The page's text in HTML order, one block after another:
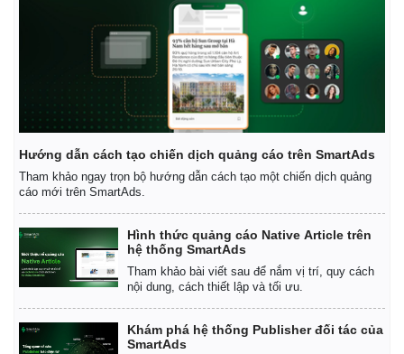
E-Magazine
Infographic
Hướng dẫn cách tạo chiến dịch quảng cáo trên SmartAds
Tham khảo ngay trọn bộ hướng dẫn cách tạo một chiến dịch quảng
cáo mới trên SmartAds.
Hình thức quảng cáo Native Article trên
hệ thống SmartAds
Tham khảo bài viết sau để nắm vị trí, quy cách
nội dung, cách thiết lập và tối ưu.
Khám phá hệ thống Publisher đối tác của
SmartAds